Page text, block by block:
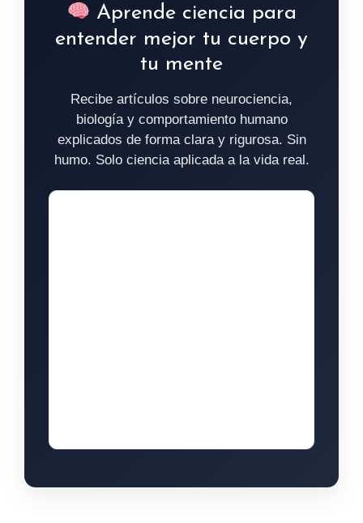
Aprende ciencia para
entender mejor tu cuerpo y
tu mente
Recibe artículos sobre neurociencia,
biología y comportamiento humano
explicados de forma clara y rigurosa. Sin
humo. Solo ciencia aplicada a la vida real.